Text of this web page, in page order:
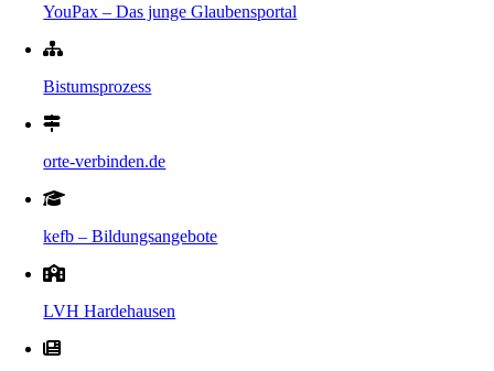
YouPax – Das junge Glaubensportal
Bistumsprozess
orte-verbinden.de
kefb – Bildungsangebote
LVH Hardehausen